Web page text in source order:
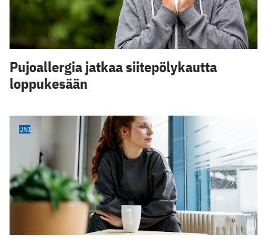
Pujoallergia jatkaa siitepölykautta
loppukesään
UNI